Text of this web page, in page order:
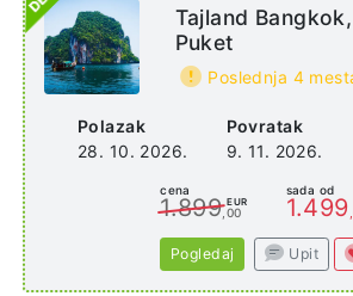
Polazak
28. 10. 2026.
Povratak
9. 11. 2026.
Tajland
Puket
Poslednja 4
cena
1.899 EUR
,00
sada od
1.499
Pogledaj Upit